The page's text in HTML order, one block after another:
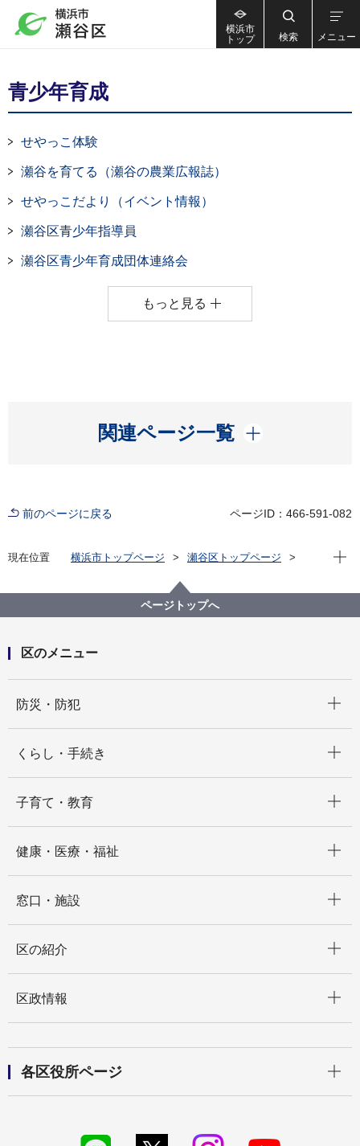
横浜市
トップ
検索 メニュー
青少年育成
せやっこ体験
瀬谷を育てる（瀬谷の農業広報誌）
せやっこだより（イベント情報）
瀬谷区青少年指導員
瀬谷区青少年育成団体連絡会
もっと見る
関連ページ一覧
開く
前のページに戻る ページID：466-591-082
現在位置 横浜市トップページ
瀬谷区トップページ
現在
ページトップへ
区のメニュー
防災・防犯
くらし・手続き
子育て・教育
健康・医療・福祉
窓口・施設
区の紹介
区政情報
各区役所ページ